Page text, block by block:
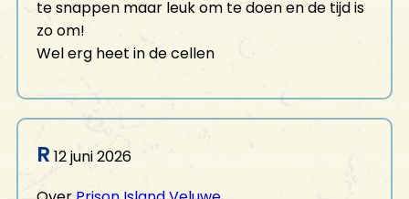
te snappen maar leuk om te doen en de tijd is
zo om!
Wel erg heet in de cellen
R 12 juni 2026